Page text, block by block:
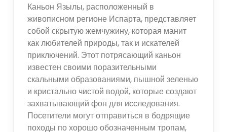
Каньон Язылы, расположенный в
живописном регионе Испарта, представляет
собой скрытую жемчужину, которая манит
как любителей природы, так и искателей
приключений. Этот потрясающий каньон
известен своими поразительными
скальными образованиями, пышной зеленью
и кристально чистой водой, которые создают
захватывающий фон для исследования.
Посетители могут отправиться в бодрящие
походы по хорошо обозначенным тропам,